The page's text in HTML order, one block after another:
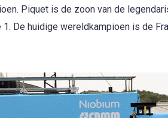
Piquet is de zoon van de
De huidige wereldkampioen is de